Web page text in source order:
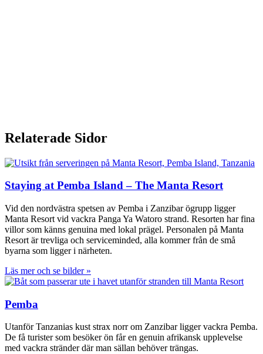
Relaterade Sidor
Staying at Pemba Island – The Manta Resort
Vid den nordvästra spetsen av Pemba i Zanzibar ögrupp ligger
Manta Resort vid vackra Panga Ya Watoro strand. Resorten har fina
villor som känns genuina med lokal prägel. Personalen på Manta
Resort är trevliga och serviceminded, alla kommer från de små
byarna som ligger i närheten.
Läs mer och se bilder »
Pemba
Utanför Tanzanias kust strax norr om Zanzibar ligger vackra Pemba.
De få turister som besöker ön får en genuin afrikansk upplevelse
med vackra stränder där man sällan behöver trängas.